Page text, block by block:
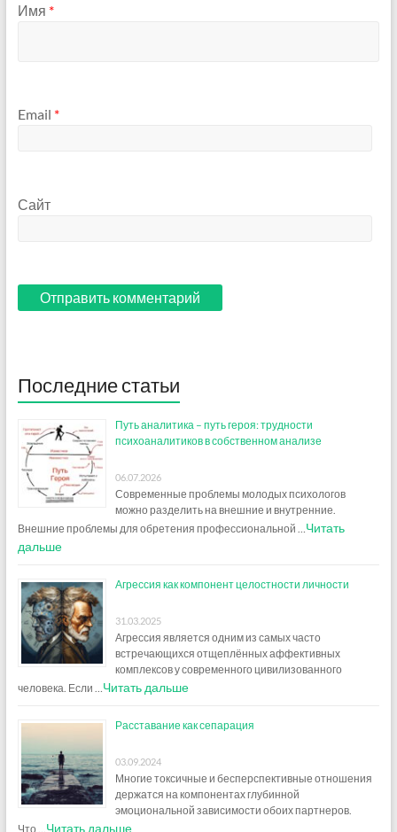
Имя *
Email *
Сайт
Последние статьи
Путь аналитика – путь героя: трудности
психоаналитиков в собственном анализе
06.07.2026
Современные проблемы молодых психологов
можно разделить на внешние и внутренние.
Внешние проблемы для обретения профессиональной …Читать
дальше
Агрессия как компонент целостности личности
31.03.2025
Агрессия является одним из самых часто
встречающихся отщеплённых аффективных
комплексов у современного цивилизованного
человека. Если …Читать дальше
Расставание как сепарация
03.09.2024
Многие токсичные и бесперспективные отношения
держатся на компонентах глубинной
эмоциональной зависимости обоих партнеров.
Что … Читать дальше